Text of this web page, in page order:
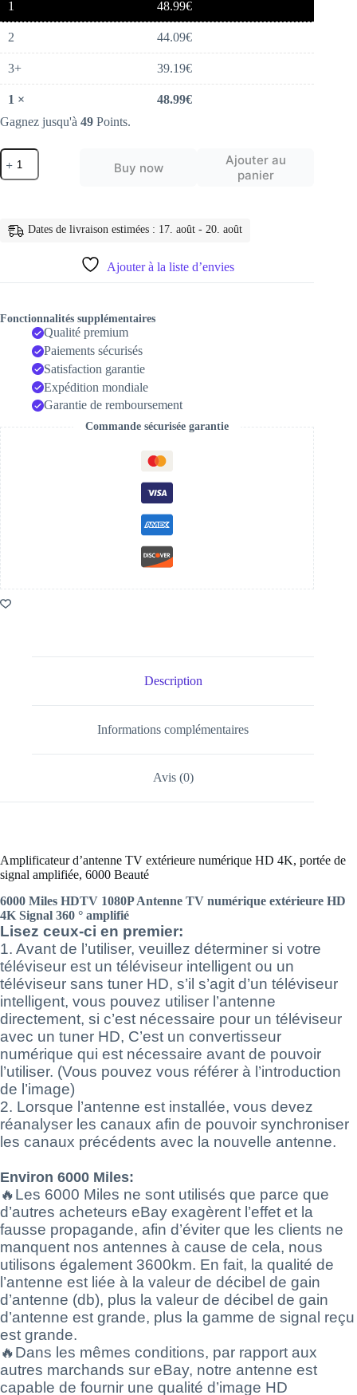
1 48.99€
2 44.09€
3+ 39.19€
1 × 48.99€
Gagnez jusqu'à 49 Points.
quantité
de
Amplificateur
extérieure
numérique
Buy now
Ajouter au
panier
Dates de livraison estimées : 17. août - 20. août
Ajouter à la liste d’envies
Fonctionnalités supplémentaires
Qualité premium
Paiements sécurisés
Satisfaction garantie
Expédition mondiale
Garantie de remboursement
Commande sécurisée garantie
Description
Informations complémentaires
Avis (0)
Amplificateur d’antenne TV extérieure numérique HD 4K, portée de
signal amplifiée, 6000 Beauté
6000 Miles HDTV 1080P Antenne TV numérique extérieure HD
4K Signal 360 ° amplifié
Lisez ceux-ci en premier:
1. Avant de l’utiliser, veuillez déterminer si votre
téléviseur est un téléviseur intelligent ou un
téléviseur sans tuner HD, s’il s’agit d’un téléviseur
intelligent, vous pouvez utiliser l’antenne
directement, si c’est nécessaire pour un téléviseur
avec un tuner HD, C’est un convertisseur
numérique qui est nécessaire avant de pouvoir
l’utiliser. (Vous pouvez vous référer à l’introduction
de l’image)
2. Lorsque l’antenne est installée, vous devez
réanalyser les canaux afin de pouvoir synchroniser
les canaux précédents avec la nouvelle antenne.
Environ 6000 Miles:
🔥Les 6000 Miles ne sont utilisés que parce que
d’autres acheteurs eBay exagèrent l’effet et la
fausse propagande, afin d’éviter que les clients ne
manquent nos antennes à cause de cela, nous
utilisons également 3600km. En fait, la qualité de
l’antenne est liée à la valeur de décibel de gain
d’antenne (db), plus la valeur de décibel de gain
d’antenne est grande, plus la gamme de signal reçu
est grande.
🔥Dans les mêmes conditions, par rapport aux
autres marchands sur eBay, notre antenne est
capable de fournir une qualité d’image HD